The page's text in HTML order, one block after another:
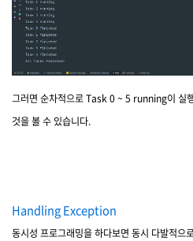
그러면 순차적으로 Task 0 ~ 5 running이 실
것을 볼 수 있습니다.
Handling Exception
동시성 프로그래밍을 하다보면 동시 다발적으